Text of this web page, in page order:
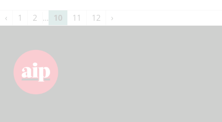
Sidnumrering
inlägg
‹ 1 2 … 10 11 12 ›